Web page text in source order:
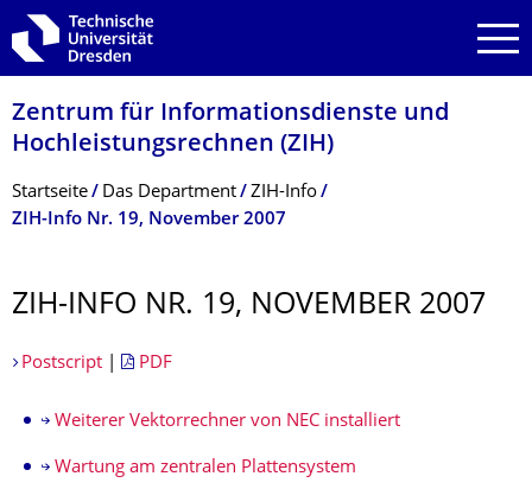
Zur Hauptnavigation springen
Zur Suche springen
Zum Inhalt springen
Zentrum für Informations­dienste und
Hochleistungs­rechnen (ZIH)
Breadcrumb-Menü
Startseite Das Department
ZIH-Info
ZIH-Info Nr. 19, November 2007
ZIH-INFO NR. 19, NOVEMBER 2007
Postscript| PDF
Weiterer Vektorrechner von NEC installiert
Wartung am zentralen Plattensystem